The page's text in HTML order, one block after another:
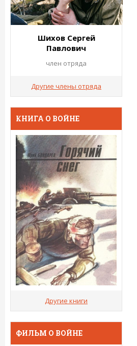
Шихов Сергей
Павлович
член отряда
Другие члены отряда
КНИГА О ВОЙНЕ
Другие книги
ФИЛЬМ О ВОЙНЕ